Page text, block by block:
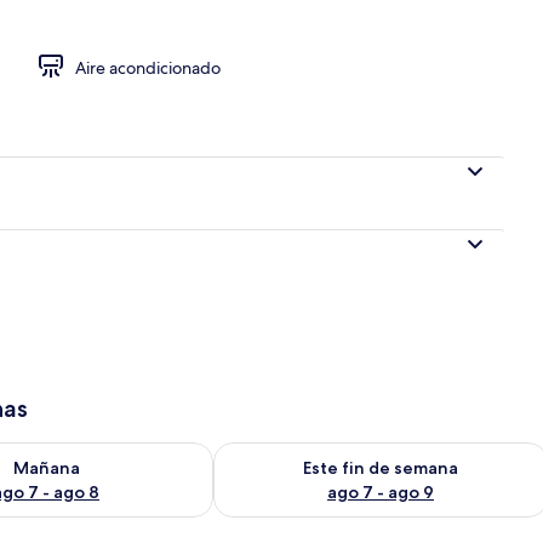
Aire acondicionado
Mañana
7 - ago 8
para mañana ago 7 - ago 8
Este fin de semana
ago 7 - ago 9
Consulta la disponibilidad para este